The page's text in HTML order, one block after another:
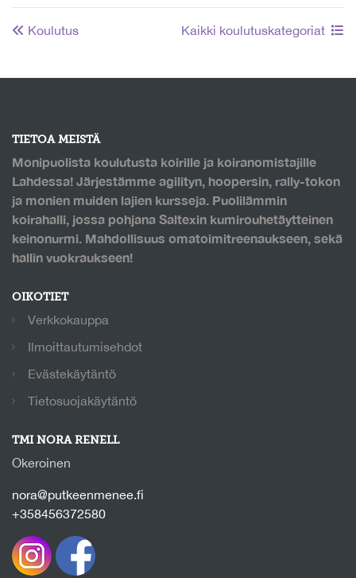
Koulutus Kaikki koulutuskategoriat
TIETOA MEISTÄ
Monipuolista koulutusta koirille ja koiranomistajille
Lahdessa! Järjestämme agilityn, hoopersin, rally-tokon
ja monien muiden lajien kursseja. Puolilämmin
koirahalli, jossa pohjana Saltexin kumirouhetäytteinen
keinonurmi. Mahdollisuus omatoimitreenaukseen, sekä
hallin vuokraukseen!
OIKOTIET
Verkkokauppa
Ilmoittautumisehdot
Evästekäytäntö
Tietosuojakäytäntö
TMI NORA RENELL
Okeroinen
nora@putkeenmenee.fi
+358456372580